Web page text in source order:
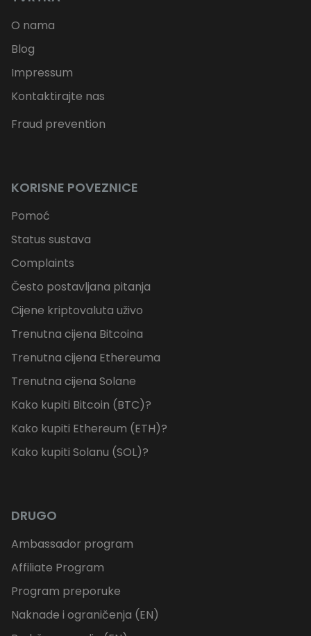
O nama
Blog
Impressum
Kontaktirajte nas
Fraud prevention
KORISNE POVEZNICE
Pomoć
Status sustava
Complaints
Često postavljana pitanja
Cijene kriptovaluta uživo
Trenutna cijena Bitcoina
Trenutna cijena Ethereuma
Trenutna cijena Solane
Kako kupiti Bitcoin (BTC)?
Kako kupiti Ethereum (ETH)?
Kako kupiti Solanu (SOL)?
DRUGO
Ambassador program
Affiliate Program
Program preporuke
Naknade i ograničenja (EN)